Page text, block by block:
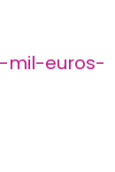
euros-